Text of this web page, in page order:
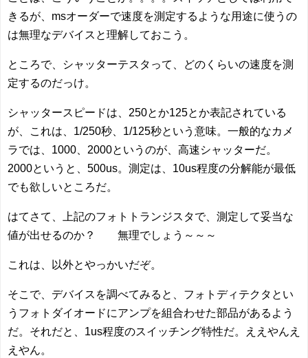
きるが、msオーダーで速度を測定するような用途に使うの
は無理なデバイスと理解しておこう。
ところで、シャッターテスタって、どのくらいの速度を測
定するのだっけ。
シャッタースピードは、250とか125とか表記されている
が、これは、1/250秒、1/125秒という意味。一般的なカメ
ラでは、1000、2000というのが、高速シャッターだ。
2000というと、500us。測定は、10us程度の分解能が最低
でも欲しいところだ。
はてさて、上記のフォトトランジスタで、測定して妥当な
値が出せるのか？ 無理でしょう～～～
これは、以外とやっかいだぞ。
そこで、デバイスを調べてみると、フォトディテクタとい
うフォトダイオードにアンプを組合わせた部品があるよう
だ。それだと、1us程度のスイッチング特性だ。ええやんえ
えやん。